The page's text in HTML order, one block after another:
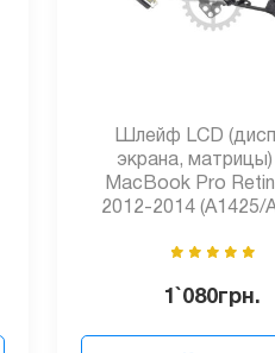
Шлейф LCD
экрана, матрицы)
MacBook Pro
2012-2014 (A1425/
1`080грн.